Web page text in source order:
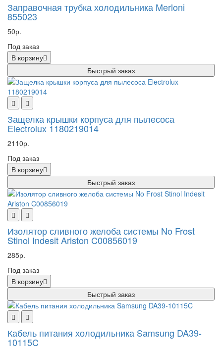
Заправочная трубка холодильника Merloni
855023
50р.
Под заказ
В корзину
Быстрый заказ
Защелка крышки корпуса для пылесоса
Electrolux 1180219014
2110р.
Под заказ
В корзину
Быстрый заказ
Изолятор сливного желоба системы No Frost
Stinol Indesit Ariston C00856019
285р.
Под заказ
В корзину
Быстрый заказ
Кабель питания холодильника Samsung DA39-
10115C